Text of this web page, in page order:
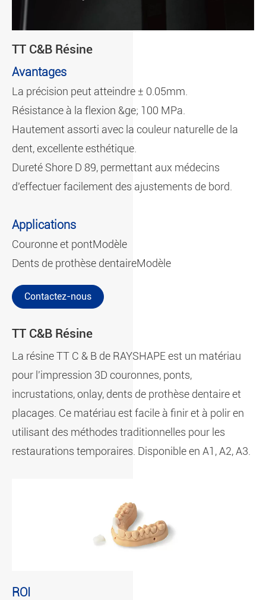
TT C&B Résine
Avantages
La précision peut atteindre ± 0.05mm.
Résistance à la flexion &ge; 100 MPa.
Hautement assorti avec la couleur naturelle de la
dent, excellente esthétique.
Dureté Shore D 89, permettant aux médecins
d'effectuer facilement des ajustements de bord.
Applications
Couronne et pontModèle
Dents de prothèse dentaireModèle
Contactez-nous
TT C&B Résine
La résine TT C & B de RAYSHAPE est un matériau
pour l'impression 3D couronnes, ponts,
incrustations, onlay, dents de prothèse dentaire et
placages. Ce matériau est facile à finir et à polir en
utilisant des méthodes traditionnelles pour les
restaurations temporaires. Disponible en A1, A2, A3.
ROI